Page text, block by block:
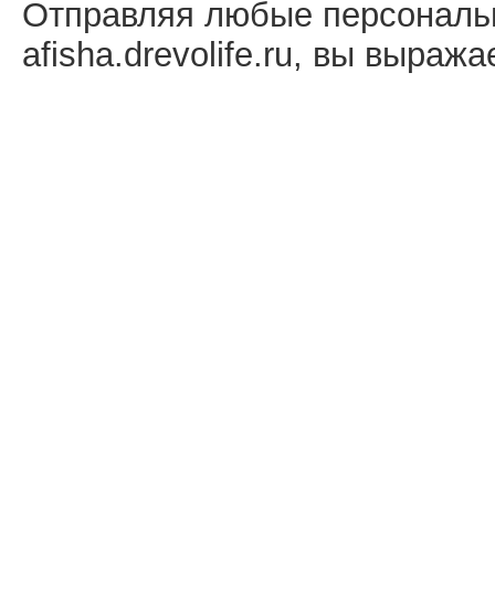
Отправляя любые
afisha.drevolife.ru, вы